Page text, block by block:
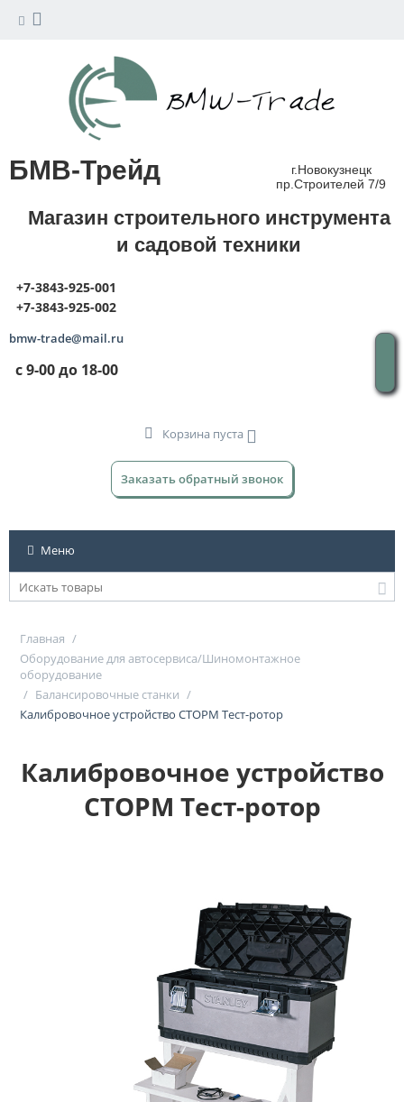
БМВ-Трейд
г.Новокузнецк
пр.Строителей 7/9
Магазин строительного инструмента
и садовой техники
+7-3843-925-001
+7-3843-925-002
bmw-trade@mail.ru
с 9-00 до 18-00
Корзина пуста
Заказать обратный звонок
Меню
Главная /
Оборудование для автосервиса/Шиномонтажное
оборудование
/ Балансировочные станки /
Калибровочное устройство СТОРМ Тест-ротор
Калибровочное устройство
СТОРМ Тест-ротор